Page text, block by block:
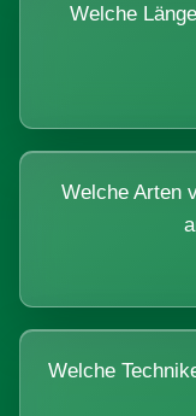
Welche
Welche Arten
Welche